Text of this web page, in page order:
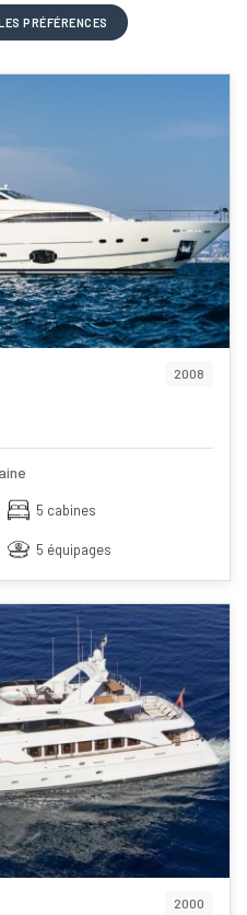
PRÉFÉRENCES
2008
5 cabines
5 équipages
2000